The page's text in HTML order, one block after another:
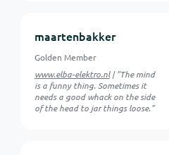
maartenbakker
Golden Member
www.elba-elektro.nl| "The mind
is a funny thing. Sometimes it
needs a good whack on the side
of the head to jar things loose."